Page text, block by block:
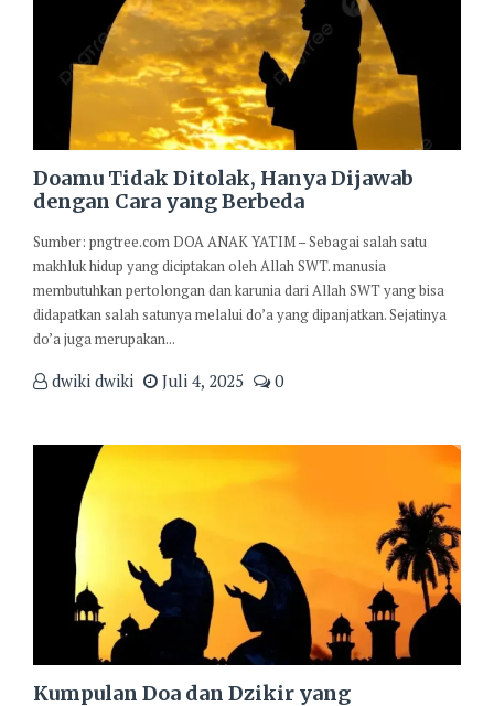
Doamu Tidak Ditolak, Hanya Dijawab
dengan Cara yang Berbeda
Sumber: pngtree.com DOA ANAK YATIM – Sebagai salah satu
makhluk hidup yang diciptakan oleh Allah SWT. manusia
membutuhkan pertolongan dan karunia dari Allah SWT yang bisa
didapatkan salah satunya melalui do’a yang dipanjatkan. Sejatinya
do’a juga merupakan...
dwiki dwiki Juli 4, 2025 0
Kumpulan Doa dan Dzikir yang